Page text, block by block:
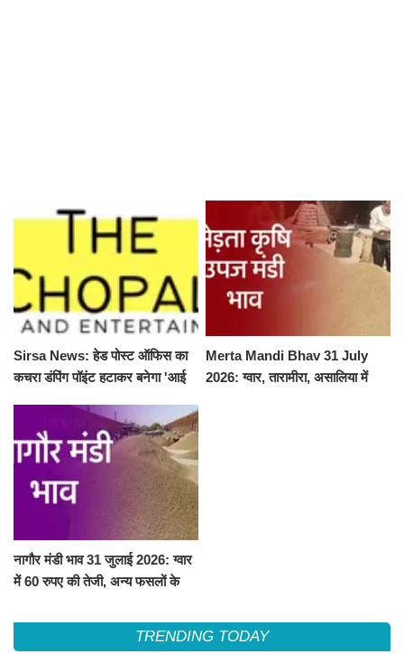
Sirsa News: हेड पोस्ट ऑफिस का
कचरा डंपिंग पॉइंट हटाकर बनेगा 'आई
Merta Mandi Bhav 31 July
2026: ग्वार, तारामीरा, असालिया में
नागौर मंडी भाव 31 जुलाई 2026: ग्वार
में 60 रुपए की तेजी, अन्य फसलों के
TRENDING TODAY